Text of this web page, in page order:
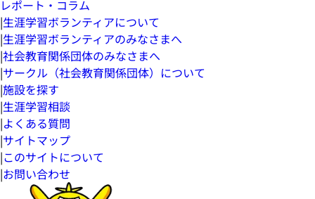
レポート・コラム
|生涯学習ボランティアについて
|生涯学習ボランティアのみなさまへ
|社会教育関係団体のみなさまへ
|サークル（社会教育関係団体）について
|施設を探す
|生涯学習相談
|よくある質問
|サイトマップ
|このサイトについて
|お問い合わせ